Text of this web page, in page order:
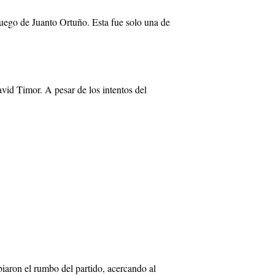
de Juanto Ortuño. Esta fue solo una de
Timor. A pesar de los intentos del
el rumbo del partido, acercando al